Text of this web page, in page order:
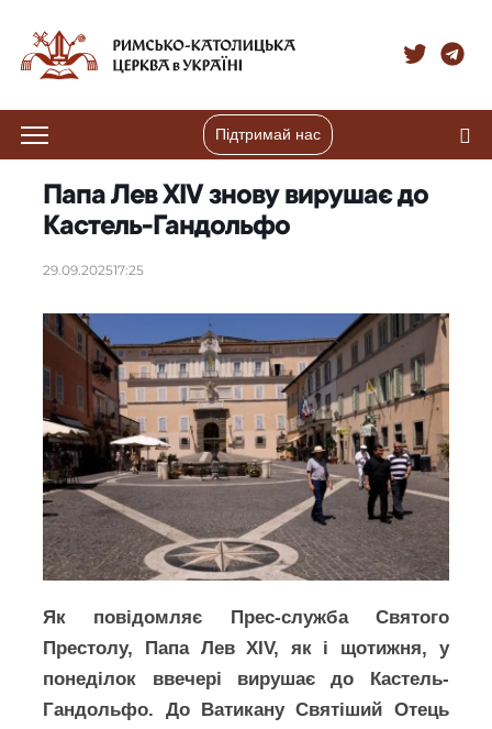
Підтримай нас
Папа Лев XIV знову вирушає до
Кастель-Гандольфо
29.09.202517:25
Як повідомляє Прес-служба Святого
Престолу, Папа Лев XIV, як і щотижня, у
понеділок ввечері вирушає до Кастель-
Гандольфо. До Ватикану Святіший Отець